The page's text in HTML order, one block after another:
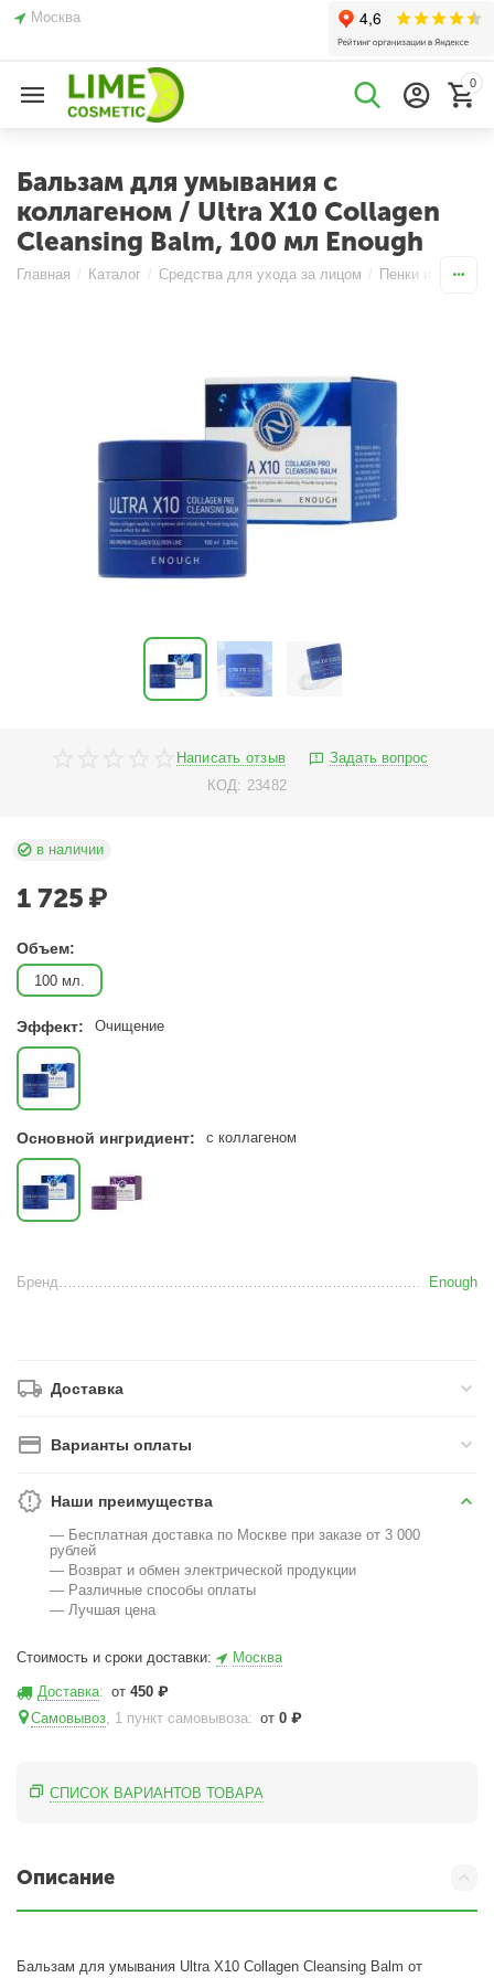
Москва
0
Бальзам для умывания с
коллагеном / Ultra X10 Collagen
Cleansing Balm, 100 мл Enough
Главная / Каталог / Средства для ухода за лицом / Пенки и Мыло
Написать отзыв
Задать вопрос
КОД: 23482
в наличии
1 725 ₽
Объем:
100 мл.
Эффект: Очищение
Основной ингридиент: с коллагеном
Бренд Enough
Доставка
Варианты оплаты
Наши преимущества
— Бесплатная доставка по Москве при заказе от 3 000
рублей
— Возврат и обмен электрической продукции
— Различные способы оплаты
— Лучшая цена
Стоимость и сроки доставки: Москва
Доставка: от450 ₽
Самовывоз, 1 пункт самовывоза: от0 ₽
СПИСОК ВАРИАНТОВ ТОВАРА
Описание
Бальзам для умывания Ultra X10 Collagen Cleansing Balm от